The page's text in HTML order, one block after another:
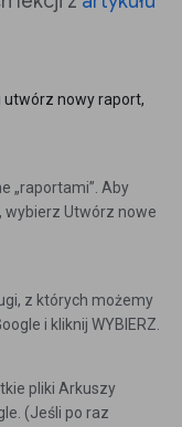
utwórz nowy raport,
„raportami”. Aby
wybierz Utwórz nowe
z których możemy
i kliknij WYBIERZ.
pliki Arkuszy
(Jeśli po raz